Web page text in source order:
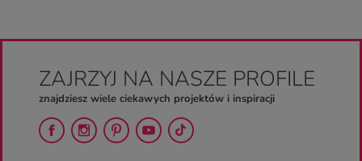
ZAJRZYJ NA NASZE PROFILE
znajdziesz wiele ciekawych projektów i inspiracji